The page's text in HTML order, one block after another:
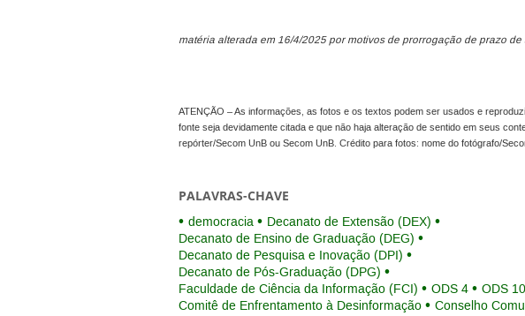
matéria alterada em 16/4/2025 por motivos de prorrogação de prazo de
ATENÇÃO – As informações, as fotos e os textos podem ser usados e
fonte seja devidamente citada e que não haja alteração de sentido em seus
repórter/Secom UnB ou Secom UnB. Crédito para fotos: nome do fotógrafo/
PALAVRAS-CHAVE
democracia
Decanato de Extensão (DEX)
Decanato de Ensino de Graduação (DEG)
Decanato de Pesquisa e Inovação (DPI)
Decanato de Pós-Graduação (DPG)
Faculdade de Ciência da Informação (FCI)
ODS 4 ODS 10
Comitê de Enfrentamento à Desinformação
Conselho